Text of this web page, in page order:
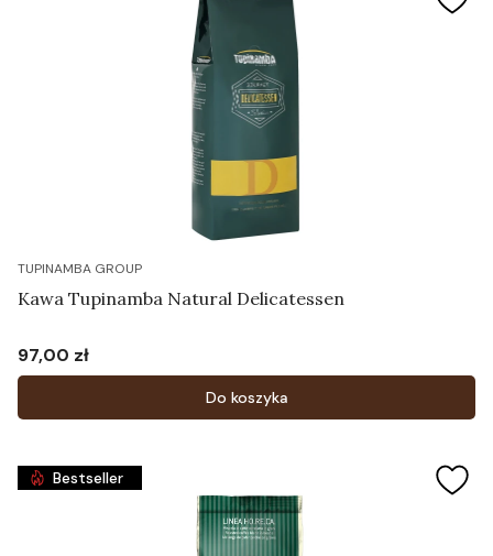
TUPINAMBA GROUP
Kawa Tupinamba Natural Delicatessen
Cena
97,00 zł
Do koszyka
Bestseller